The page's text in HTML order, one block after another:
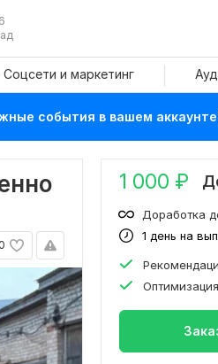
Соцсети и маркетинг
события в вашем
0
1 000 ₽
1 день на
Доработка